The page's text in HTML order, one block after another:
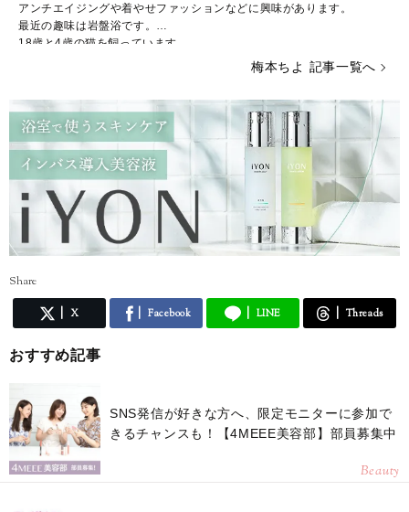
アンチエイジングや着やせファッションなどに興味があります。
最近の趣味は岩盤浴です。
18歳と4歳の猫を飼っています。
梅本ちよ 記事一覧へ
Share
X Facebook LINE Threads
おすすめ記事
SNS発信が好きな方へ、限定モニターに参加で
きるチャンスも！【4MEEE美容部】部員募集中
Beauty